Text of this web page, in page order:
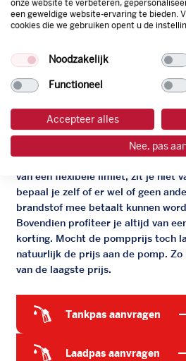
De zakelijke
Je bent beter op weg met de gratis
digitale facturatiesysteem dat
Zo bespaar je dus tijd, geld en
Onze tankpas is super flexibel, zo
van een flexibele limiet, zit je niet
bepaal je zelf of er wel of geen
brandstof mee betaalt kunnen
Bovendien profiteer je altijd van
korting. Mocht de pompprijs toch
natuurlijk de prijs aan de pomp.
van de laagste prijs.
tankpas aanvragen
laadpas aanvragen
onze website te verbeteren,
een geweldige website-ervaring te bieden.
cookies die we gebruiken opent u de
Noodzakelijk
Functioneel
Accepteer alles
Nee, pas